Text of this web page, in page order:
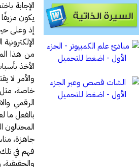
يكون
إذ وعلى
من هذا
الأخذ
والأمر
خاصة، مثل
الرقمي
بالفعل ما
جاهزة،
فهم في تلك